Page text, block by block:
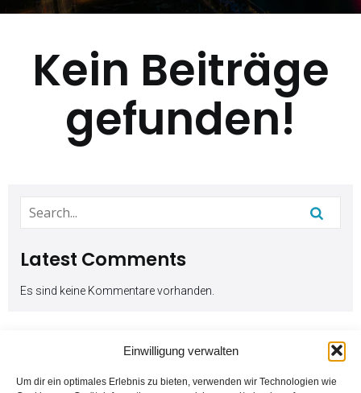
Einwilligung verwalten
Um dir ein optimales Erlebnis zu bieten, verwenden wir Technologien wie
Kein Beiträge
gefunden!
Latest Comments
Es sind keine Kommentare vorhanden.